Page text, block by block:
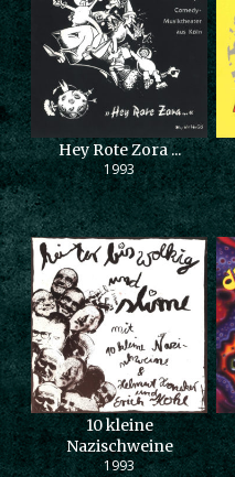
Hey Rote Zora ...
1993
10 kleine
Nazischweine
1993